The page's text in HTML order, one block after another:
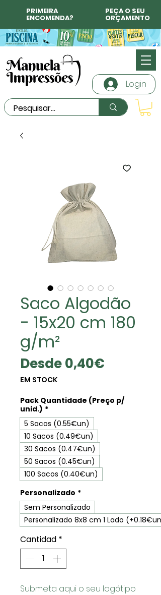
PRIMEIRA
ENCOMENDA?
PEÇA O SEU
ORÇAMENTO
Login
Saco Algodão
- 15x20 cm 180
g/m²
Desde0,40€
oferta
EM STOCK
Pack Quantidade (Preço p/
unid.) *
5 Sacos (0.55€un)
10 Sacos (0.49€un)
30 Sacos (0.47€un)
50 Sacos (0.45€un)
100 Sacos (0.40€un)
Personalizado *
Sem Personalizado
Personalizado 8x8 cm 1 Lado (+0.18€un)
Cantidad *
Submeta aqui o seu logótipo